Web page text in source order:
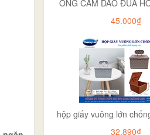
ỐNG CẮM DAO ĐŨA
45.000₫
hộp giấy vuông lớn
32.890₫